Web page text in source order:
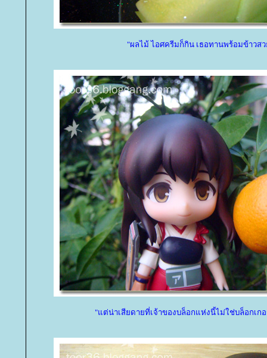
"ผลไม้ ไอศครีมก็กิน เธอทานพร้อมข้าวส
"แต่น่าเสียดายที่เจ้าของบล็อกแห่งนี้ไม่ใช่บล็อกเก